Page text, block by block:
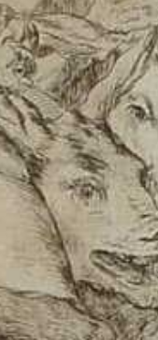
nº
de gravats
canviat